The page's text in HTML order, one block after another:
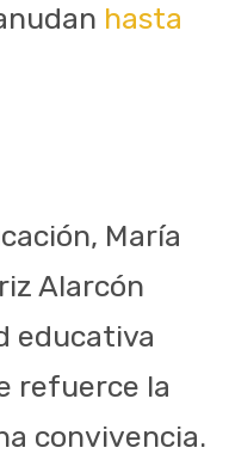
hasta
María
Alarcón
educativa
refuerce la
convivencia.